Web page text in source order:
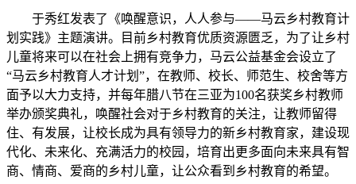
于秀红发表了《唤醒意识，人人参与——马云乡村教育计
划实践》主题演讲。目前乡村教育优质资源匮乏，为了让乡村
儿童将来可以在社会上拥有竞争力，马云公益基金会设立了
“马云乡村教育人才计划”，在教师、校长、师范生、校舍等方
面予以大力支持，并每年腊八节在三亚为100名获奖乡村教师
举办颁奖典礼，唤醒社会对于乡村教育的关注，让教师留得
住、有发展，让校长成为具有领导力的新乡村教育家，建设现
代化、未来化、充满活力的校园，培育出更多面向未来具有智
商、情商、爱商的乡村儿童，让公众看到乡村教育的希望。